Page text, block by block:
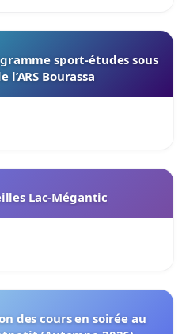
sport-études sous
Bourassa
Lac-Mégantic
des cours en soirée au